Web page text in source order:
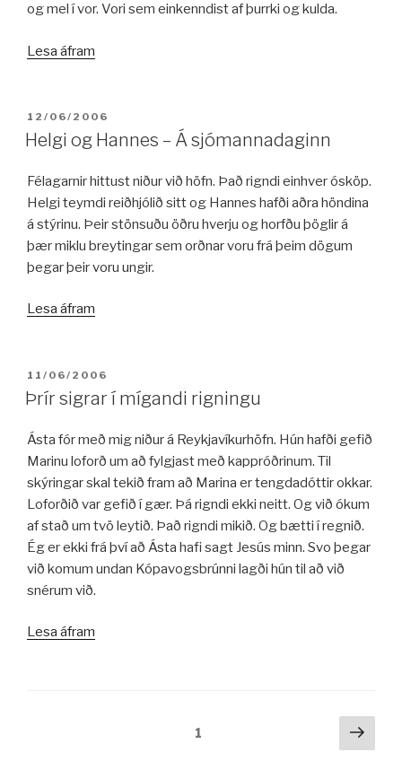
og mel í vor. Vori sem einkenndist af þurrki og kulda.
Lesa áfram
BIRT:
12/06/2006
Helgi og Hannes – Á sjómannadaginn
Félagarnir hittust niður við höfn. Það rigndi einhver ósköp.
Helgi teymdi reiðhjólið sitt og Hannes hafði aðra höndina
á stýrinu. Þeir stönsuðu öðru hverju og horfðu þöglir á
þær miklu breytingar sem orðnar voru frá þeim dögum
þegar þeir voru ungir.
Lesa áfram
–
Á
BIRT:
11/06/2006
Þrír sigrar í mígandi rigningu
Ásta fór með mig niður á Reykjavíkurhöfn. Hún hafði gefið
Marinu loforð um að fylgjast með kappróðrinum. Til
skýringar skal tekið fram að Marina er tengdadóttir okkar.
Loforðið var gefið í gær. Þá rigndi ekki neitt. Og við ókum
af stað um tvö leytið. Það rigndi mikið. Og bætti í regnið.
Ég er ekki frá því að Ásta hafi sagt Jesús minn. Svo þegar
við komum undan Kópavogsbrúnni lagði hún til að við
snérum við.
Lesa áfram
1
síða